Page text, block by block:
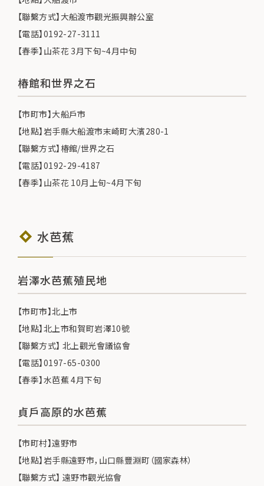
【聯繫方式】大船渡市觀光振興辦公室
【電話】0192-27-3111
【春季】山茶花 3月下旬~4月中旬
椿館和世界之石
【市町市】大船戶市
【地點】岩手縣大船渡市末崎町大濱280-1
【聯繫方式】椿館/世界之石
【電話】0192-29-4187
【春季】山茶花 10月上旬~4月下旬
水芭蕉
岩澤水芭蕉殖民地
【市町市】北上市
【地點】北上市和賀町岩澤10號
【聯繫方式】 北上觀光會議協會
【電話】0197-65-0300
【春季】水芭蕉 4月下旬
貞戶高原的水芭蕉
【市町村】遠野市
【地點】岩手縣遠野市，山口縣豐淵町（國家森林）
【聯繫方式】 遠野市觀光協會